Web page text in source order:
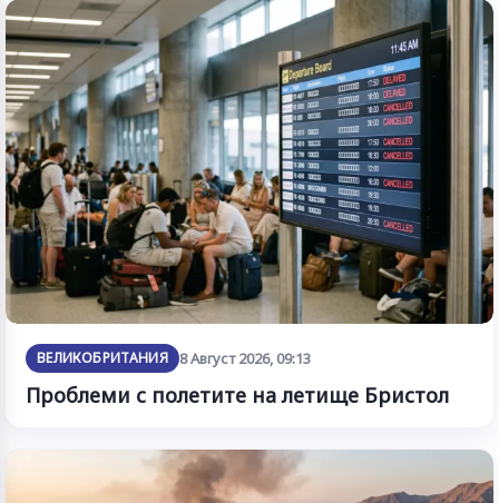
ВЕЛИКОБРИТАНИЯ 8 Август 2026, 09:13
Проблеми с полетите на летище Бристол